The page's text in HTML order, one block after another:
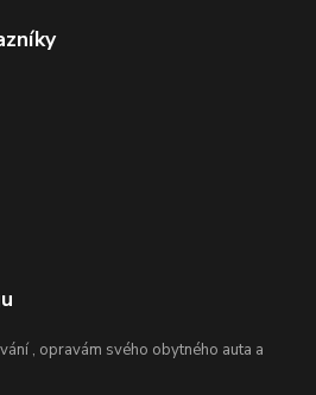
, opravám svého obytného auta a